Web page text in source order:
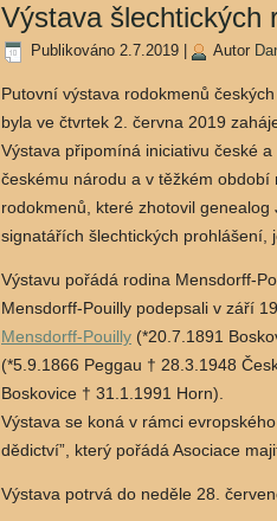
Výstava šlechtických
Publikováno 2.7.2019 Autor
Putovní výstava rodokmenů
byla ve čtvrtek 2. června 2019
Výstava připomíná iniciativu české
českému národu a v těžkém
rodokmenů, které zhotovil
signatářích šlechtických
Výstavu pořádá rodina Mensdorff-
Mensdorff-Pouilly podepsali v září
Mensdorff-Pouilly (*20.7.1891
(*5.9.1866 Peggau † 28.3.1948
Boskovice † 31.1.1991 Horn).
Výstava se koná v rámci
dědictví”, který pořádá Asociace
Výstava potrvá do neděle 28.